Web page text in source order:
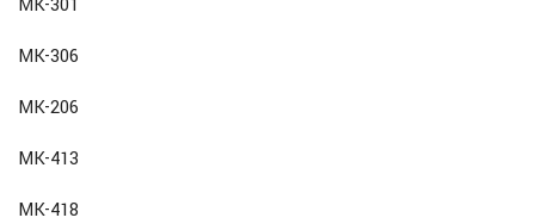
MK-306
MK-206
MK-413
MK-418